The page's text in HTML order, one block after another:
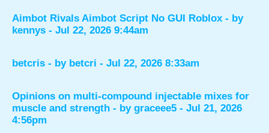
Aimbot Rivals Aimbot Script No GUI Roblox - by
kennys - Jul 22, 2026 9:44am
betcris - by betcri - Jul 22, 2026 8:33am
Opinions on multi-compound injectable mixes for
muscle and strength - by graceee5 - Jul 21, 2026
4:56pm